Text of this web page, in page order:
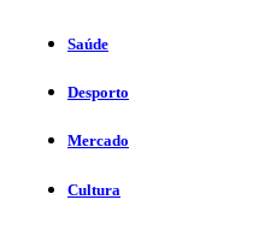
Saúde
Desporto
Mercado
Cultura